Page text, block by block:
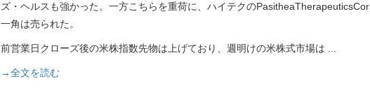
ズ・ヘルスも強かった。一方こちらを重荷に、ハイテクの
一角は売られた。
前営業日クローズ後の米株指数先物は上げており、週明けの米株式市場は ...
→全文を読む